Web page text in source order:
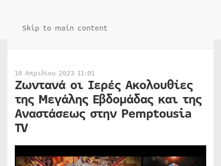
Skip to main content
10 Απριλίου 2023 11:01
Ζωντανά οι Ιερές Ακολουθίες
της Μεγάλης Εβδομάδας και της
Αναστάσεως στην Pemptousia
TV